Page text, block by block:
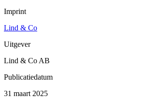
Imprint
Lind & Co
Uitgever
Lind & Co AB
Publicatiedatum
31 maart 2025